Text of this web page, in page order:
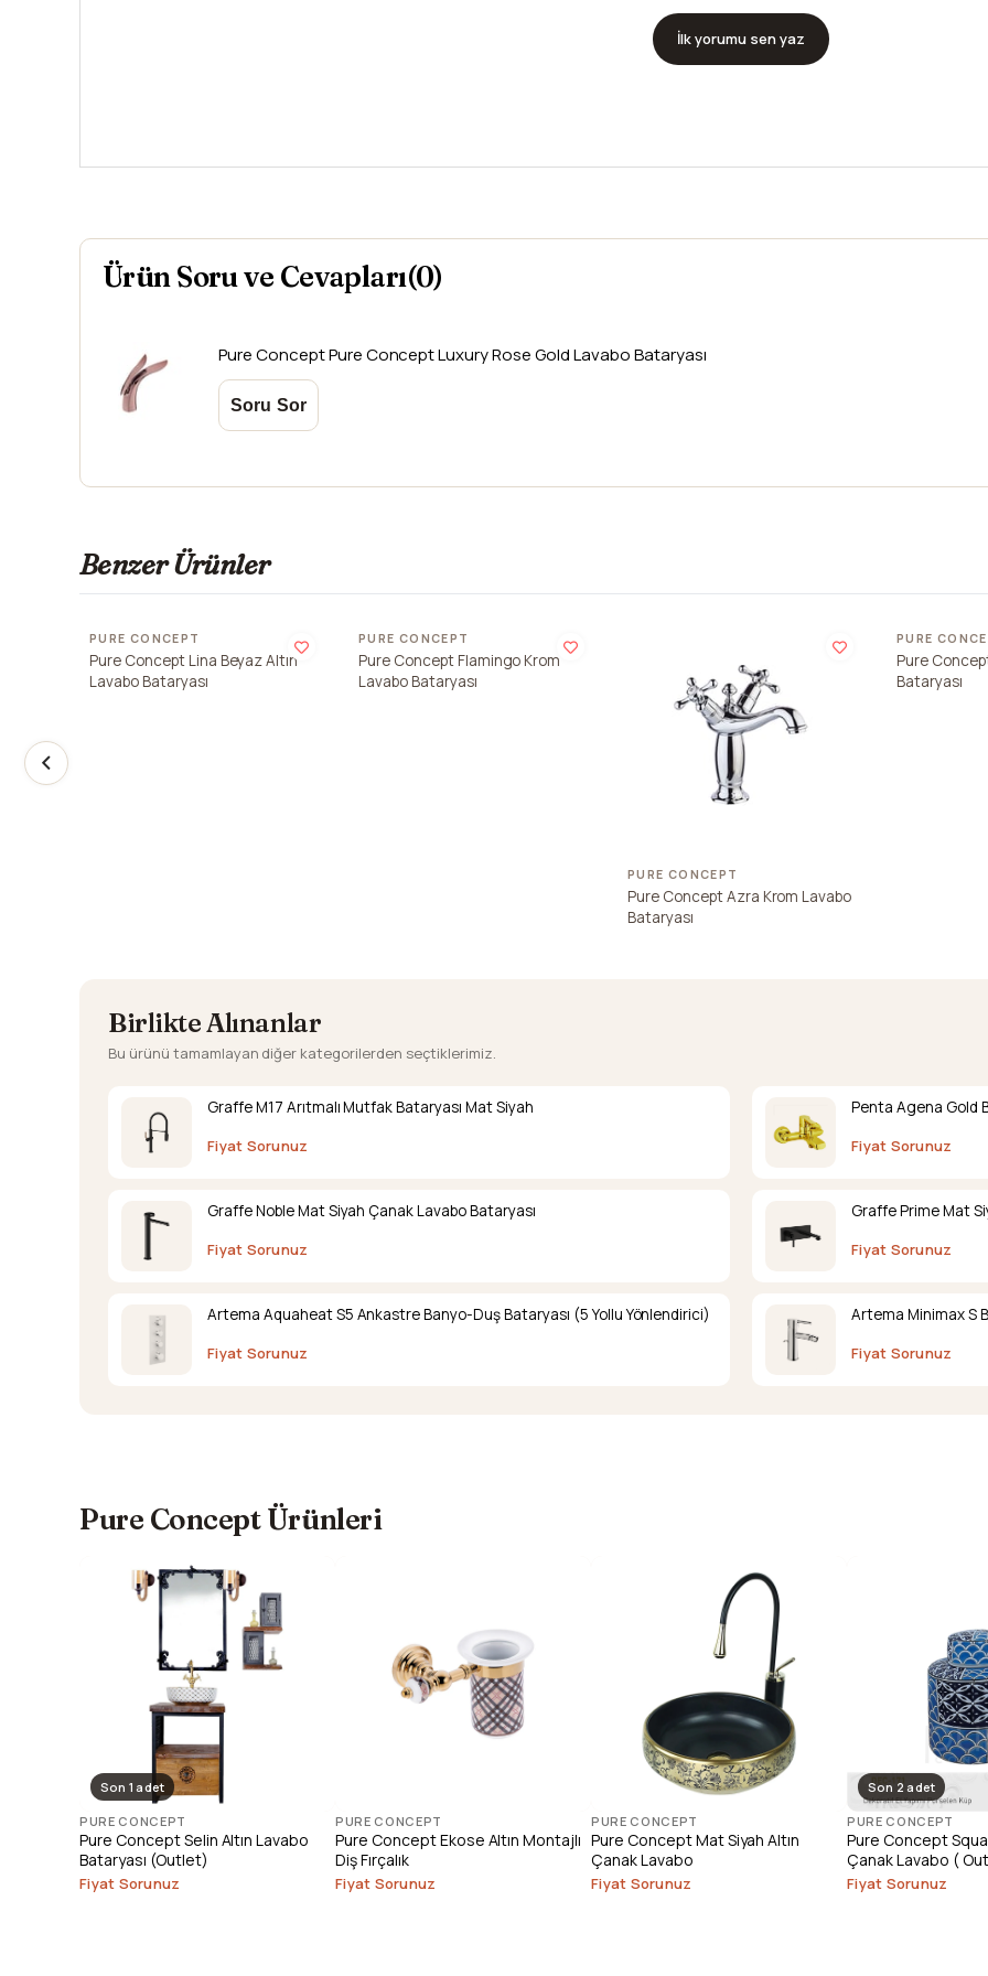
İlk yorumu sen yaz
Ürün Soru ve Cevapları(0)
Pure ConceptPure Concept Luxury Rose Gold Lavabo Bataryası
Benzer Ürünler
PURE CONCEPT
Pure Concept Lina Beyaz Altın
Lavabo Bataryası
Son 2 adet
PURE CONCEPT
Pure Concept Flamingo Krom
Lavabo Bataryası
PURE CONCEPT
Pure Concept Azra Krom Lavabo
Bataryası
PURE
Pure
Bataryası
Birlikte Alınanlar
Bu ürünü tamamlayan diğer kategorilerden seçtiklerimiz.
Graffe M17 Arıtmalı Mutfak Bataryası Mat Siyah
Fiyat Sorunuz
Penta Agena Gold
Fiyat Sorunuz
Graffe Noble Mat Siyah Çanak Lavabo Bataryası
Fiyat Sorunuz
Graffe Prime Mat
Fiyat Sorunuz
Artema Aquaheat S5 Ankastre Banyo-Duş Bataryası (5 Yollu Yönlendirici)
Fiyat Sorunuz
Artema Minimax S
Fiyat Sorunuz
Pure Concept Ürünleri
Son 1 adet
PURE CONCEPT
Pure Concept Selin Altın Lavabo
Bataryası (Outlet)
Fiyat Sorunuz
PURE CONCEPT
Pure Concept Ekose Altın Montajlı
Diş Fırçalık
Fiyat Sorunuz
PURE CONCEPT
Pure Concept Mat Siyah Altın
Çanak Lavabo
Fiyat Sorunuz
Son 2 adet
PURE CONCEPT
Pure Concept
Çanak Lavabo (
Fiyat Sorunuz